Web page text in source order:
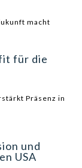
für die
und
USA